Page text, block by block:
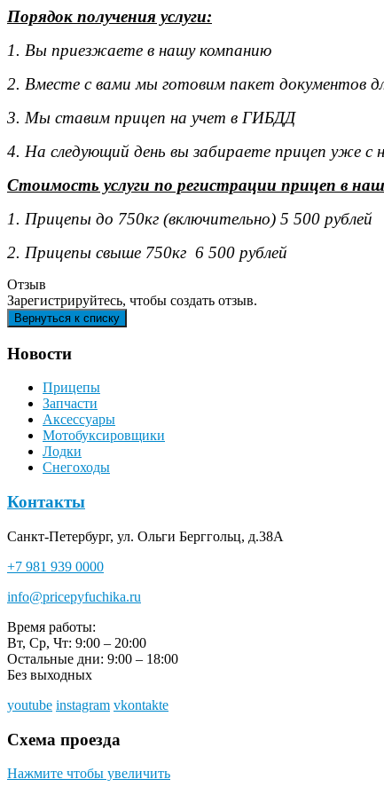
Порядок получения услуги:
1. Вы приезжаете в нашу компанию
2. Вместе с вами мы готовим пакет документов
3. Мы ставим прицеп на учет в ГИБДД
4. На следующий день вы забираете прицеп уже
Стоимость услуги по регистрации прицеп в
1. Прицепы до 750кг (включительно) 5 500 рублей
2. Прицепы свыше 750кг 6 500 рублей
Отзыв
Зарегистрируйтесь, чтобы создать отзыв.
Новости
Прицепы
Запчасти
Аксессуары
Мотобуксировщики
Лодки
Снегоходы
Контакты
Санкт-Петербург, ул. Ольги Берггольц, д.38А
+7 981 939 0000
info@pricepyfuchika.ru
Время работы:
Вт, Ср, Чт: 9:00 – 20:00
Остальные дни: 9:00 – 18:00
Без выходных
youtube instagram vkontakte
Схема проезда
Нажмите чтобы увеличить